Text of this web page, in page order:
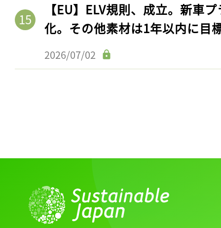
【EU】ELV規則、成立。新車
化。その他素材は1年以内に目
2026/07/02